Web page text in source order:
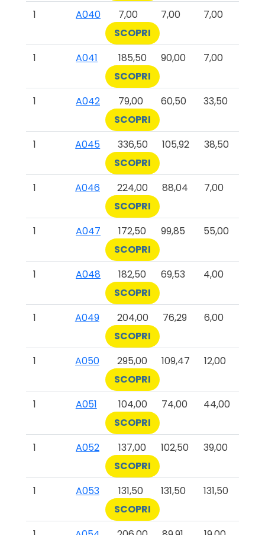
1
A040 7,00 7,00
7,00
SCOPRI
1
A041 185,50 90,00
7,00
SCOPRI
1
A042 79,00 60,50
33,50
SCOPRI
1
A045 336,50 105,92
38,50
SCOPRI
1
A046 224,00 88,04
7,00
SCOPRI
1
A047 172,50 99,85
55,00
SCOPRI
1
A048 182,50 69,53
4,00
SCOPRI
1
A049 204,00 76,29
6,00
SCOPRI
1
A050 295,00 109,47
12,00
SCOPRI
1
A051 104,00 74,00
44,00
SCOPRI
1
A052 137,00 102,50
39,00
SCOPRI
1
A053 131,50 131,50
131,50
SCOPRI